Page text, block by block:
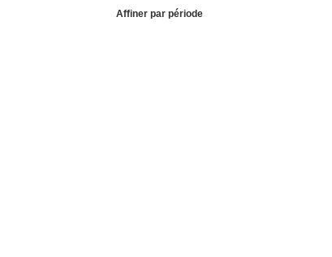
Affiner par période